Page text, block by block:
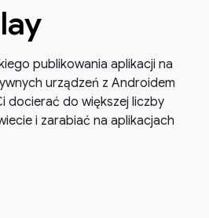
publikowania aplikacji na
urządzeń z Androidem
docierać do większej liczby
i zarabiać na aplikacjach